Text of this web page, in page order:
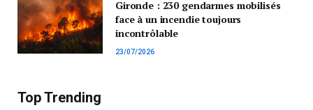
Gironde : 230 gendarmes mobilisés
face à un incendie toujours
incontrôlable
23/07/2026
Top Trending